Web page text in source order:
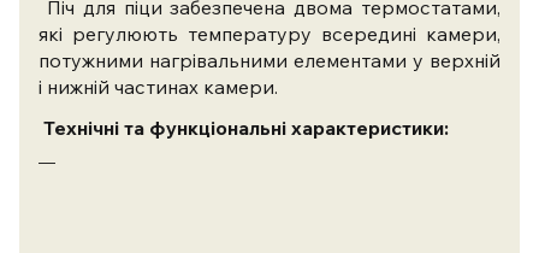
Піч для піци забезпечена двома термостатами,
які регулюють температуру всередині камери,
потужними нагрівальними елементами у верхній
і нижній частинах камери.
Технічні та функціональні характеристики: